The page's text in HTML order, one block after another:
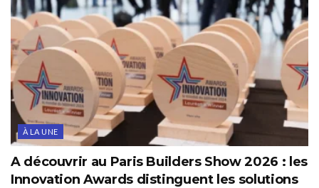
À LA UNE
A découvrir au Paris Builders Show 2026 : les
Innovation Awards distinguent les solutions